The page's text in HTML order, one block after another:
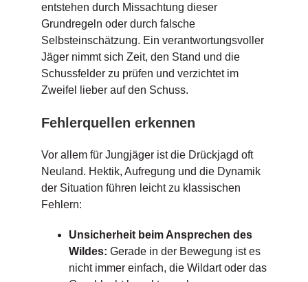
entstehen durch Missachtung dieser
Grundregeln oder durch falsche
Selbsteinschätzung. Ein verantwortungsvoller
Jäger nimmt sich Zeit, den Stand und die
Schussfelder zu prüfen und verzichtet im
Zweifel lieber auf den Schuss.
Fehlerquellen erkennen
Vor allem für Jungjäger ist die Drückjagd oft
Neuland. Hektik, Aufregung und die Dynamik
der Situation führen leicht zu klassischen
Fehlern:
Unsicherheit beim Ansprechen des
Wildes: Gerade in der Bewegung ist es
nicht immer einfach, die Wildart oder das